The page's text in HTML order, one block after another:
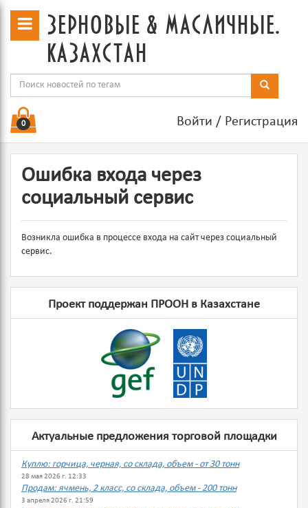
зерновые & масличные.
казахстан
Войти / Регистрация
0
Ошибка входа через
социальный сервис
Возникла ошибка в процессе входа на сайт через социальный
сервис.
Проект поддержан ПРООН в Казахстане
Актуальные предложения торговой площадки
Куплю: горчица, черная, со склада, объем - от 30 тонн
28 мая 2026 г. 12:33
Продам: ячмень, 2 класс, со склада, объем - 200 тонн
3 апреля 2026 г. 21:59